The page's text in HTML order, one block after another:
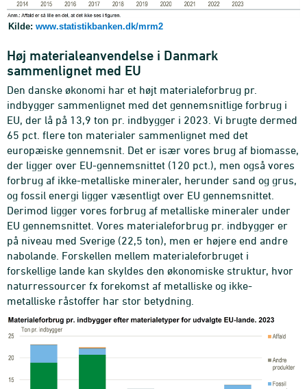
Kilde: www.statistikbanken.dk/mrm2
Høj materialeanvendelse i Danmark
sammenlignet med EU
Den danske økonomi har et højt materialeforbrug pr.
indbygger sammenlignet med det gennemsnitlige forbrug i
EU, der lå på 13,9 ton pr. indbygger i 2023. Vi brugte dermed
65 pct. flere ton materialer sammenlignet med det
europæiske gennemsnit. Det er især vores brug af biomasse,
der ligger over EU-gennemsnittet (120 pct.), men også vores
forbrug af ikke-metalliske mineraler, herunder sand og grus,
og fossil energi ligger væsentligt over EU gennemsnittet.
Derimod ligger vores forbrug af metalliske mineraler under
EU gennemsnittet. Vores materialeforbrug pr. indbygger er
på niveau med Sverige (22,5 ton), men er højere end andre
nabolande. Forskellen mellem materialeforbruget i
forskellige lande kan skyldes den økonomiske struktur, hvor
naturressourcer fx forekomst af metalliske og ikke-
metalliske råstoffer har stor betydning.